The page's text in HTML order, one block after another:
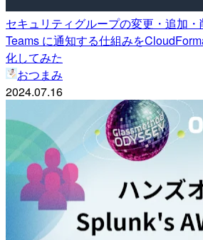
セキュリティグループの変更・追加
Teams に通知する仕組みを
化してみた
おつまみ
2024.07.16